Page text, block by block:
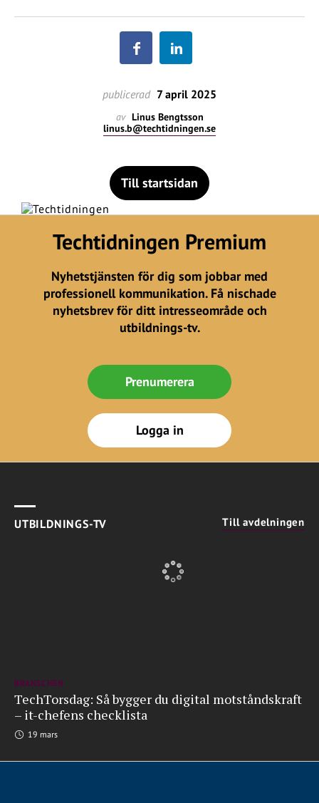
publicerad 7 april 2025
av Linus Bengtsson
linus.b@techtidningen.se
Till startsidan
Techtidningen Premium
Nyhetstjänsten för dig som jobbar med
professionell kommunikation. Få nischade
nyhetsbrev för ditt intresseområde och
utbildnings-tv.
Prenumerera
Logga in
UTBILDNINGS-TV Till avdelningen
BRANSCHEN
TechTorsdag: Så bygger du digital motståndskraft
– it-chefens checklista
19 mars